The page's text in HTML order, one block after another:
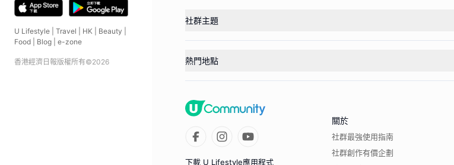
U Lifestyle Travel HK Beauty
Food
Blog e-zone
香港經濟日報版權所有©2026
社群主題
熱門地點
下載 U Lifestyle應用程式
關於
社群最強使用指南
社群創作有價企劃